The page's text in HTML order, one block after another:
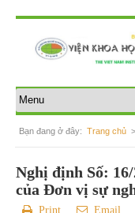
Bạn đang ở đây: Trang chủ >
Nghị định Số:
của Đơn vị sự
Print Email